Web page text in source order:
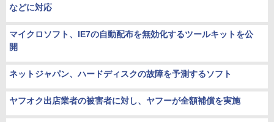
などに対応
マイクロソフト、IE7の自動配布を無効化するツールキットを公
開
ネットジャパン、ハードディスクの故障を予測するソフト
ヤフオク出店業者の被害者に対し、ヤフーが全額補償を実施